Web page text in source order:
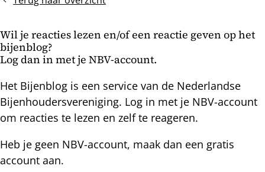
Wil je reacties lezen en/of een reactie geven op het
bijenblog?
Log dan in met je NBV-account.
Het Bijenblog is een service van de Nederlandse
Bijenhoudersvereniging. Log in met je NBV-account
om reacties te lezen en zelf te reageren.
Heb je geen NBV-account, maak dan een gratis
account aan.